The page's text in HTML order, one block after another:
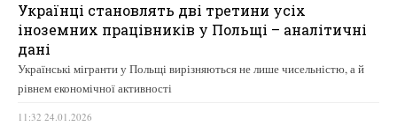
Українці становлять дві третини усіх
іноземних працівників у Польщі – аналітичні
дані
Українські мігранти у Польщі вирізняються не лише чисельністю, а й
рівнем економічної активності
11:32 24.01.2026